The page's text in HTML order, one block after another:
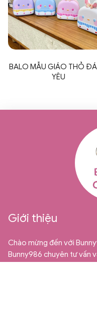
BALO MẪU GIÁO THỎ
YÊU
Giới thiệu
Chào mừng đến với
Bunny986 chuyên tư vấn